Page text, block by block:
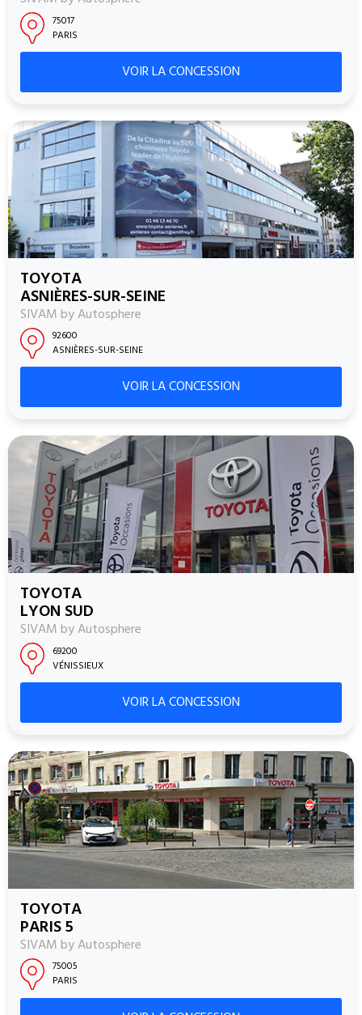
75017
PARIS
VOIR LA CONCESSION
TOYOTA
ASNIÈRES-SUR-SEINE
SIVAM by Autosphere
92600
ASNIÈRES-SUR-SEINE
VOIR LA CONCESSION
TOYOTA
LYON SUD
SIVAM by Autosphere
69200
VÉNISSIEUX
VOIR LA CONCESSION
TOYOTA
PARIS 5
SIVAM by Autosphere
75005
PARIS